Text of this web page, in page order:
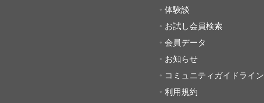
体験談
お試し会員検索
会員データ
お知らせ
コミュニティガイドライン
利用規約